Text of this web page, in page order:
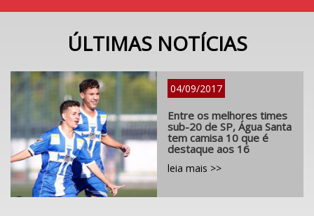
ÚLTIMAS NOTÍCIAS
04/09/2017
Entre os melhores times
sub-20 de SP, Água Santa
tem camisa 10 que é
destaque aos 16
leia mais >>